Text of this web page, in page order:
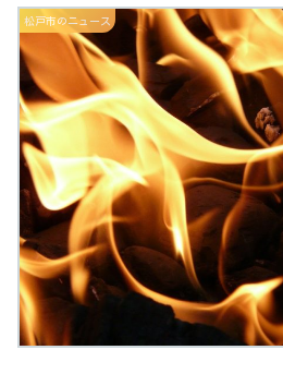
松戸市のニュース